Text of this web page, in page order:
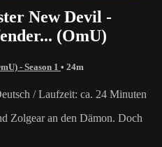
New Devil -
(OmU)
- Season 1 • 24m
/ Laufzeit: ca. 24 Minuten
Zolgear an den Dämon. Doch